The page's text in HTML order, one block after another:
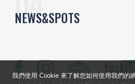
NEWS&SPOTS
我們使用 Cookie 來了解您如何使用我們的